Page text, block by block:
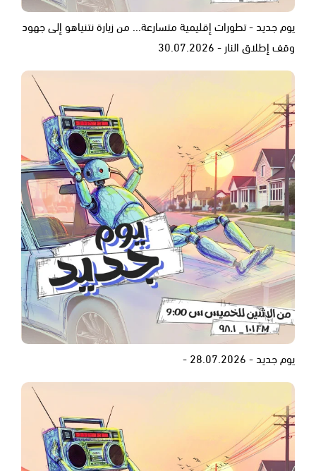
يوم جديد - تطورات إقليمية متسارعة... من زيارة نتنياهو إلى جهود
وقف إطلاق النار - 30.07.2026
يوم جديد - 28.07.2026 -